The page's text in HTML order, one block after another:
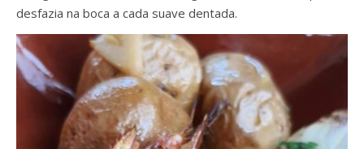
desfazia na boca a cada suave dentada.